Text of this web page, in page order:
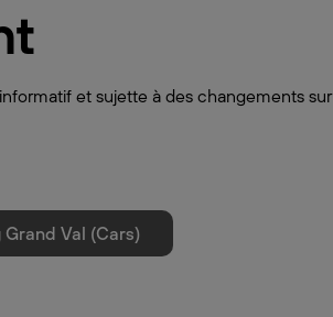
et sujette à des changements sur
Grand Val (Cars)